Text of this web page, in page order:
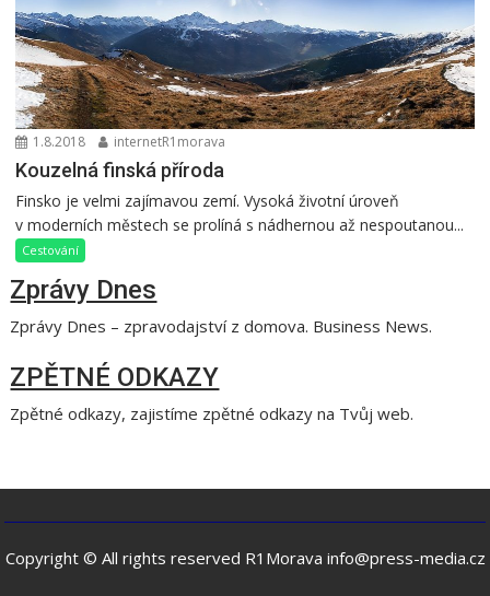
1.8.2018 internetR1morava
Kouzelná finská příroda
Finsko je velmi zajímavou zemí. Vysoká životní úroveň
v moderních městech se prolíná s nádhernou až nespoutanou...
Cestování
Zprávy Dnes
Zprávy Dnes – zpravodajství z domova. Business News.
ZPĚTNÉ ODKAZY
Zpětné odkazy, zajistíme zpětné odkazy na Tvůj web.
Copyright © All rights reserved R1Morava info@press-media.cz